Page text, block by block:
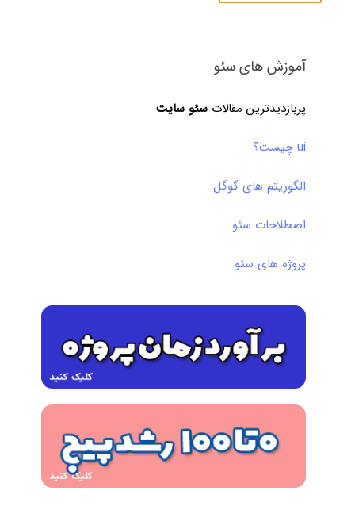
آموزش های سئو
پربازدیدترین مقالات سئو سایت
ui چیست؟
الگوریتم های گوگل
اصطلاحات سئو
پروژه های سئو